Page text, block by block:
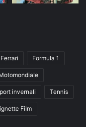
Ferrari Formula 1
invernali Tennis
Film